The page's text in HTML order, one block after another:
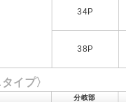
34P
38P
イプ〉
分岐部